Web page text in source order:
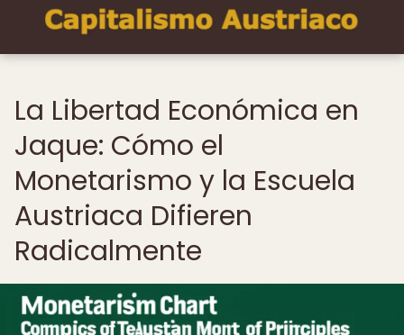
La Libertad Económica en
Jaque: Cómo el
Monetarismo y la Escuela
Austriaca Difieren
Radicalmente